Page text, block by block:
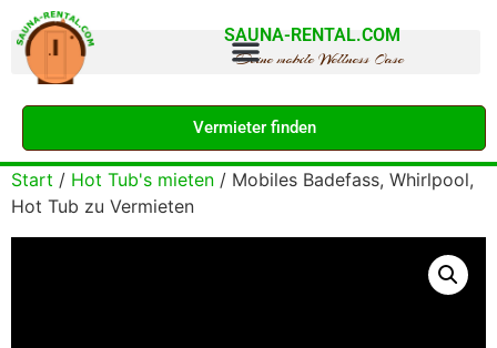
SAUNA-RENTAL.COM
Deine mobile Wellness Oase
Vermieter finden
Start / Hot Tub's mieten / Mobiles Badefass, Whirlpool,
Hot Tub zu Vermieten